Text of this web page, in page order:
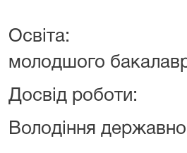
Освіта:
молодшого
Досвід роботи:
Володіння